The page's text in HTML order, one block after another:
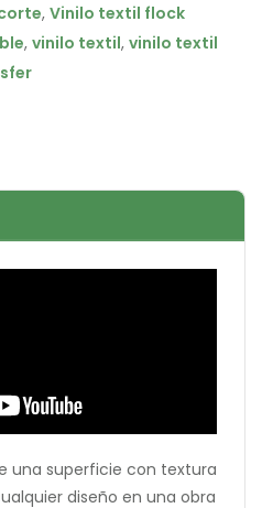
, Vinilo textil flock
, vinilo textil, vinilo textil
una superficie con textura
diseño en una obra